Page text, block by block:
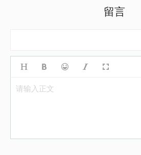
留言
请输入正文